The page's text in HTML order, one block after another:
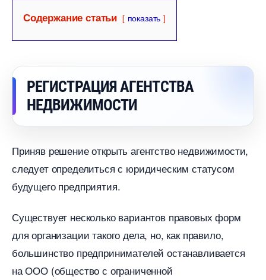
Содержание статьи показать
РЕГИСТРАЦИЯ АГЕНТСТВА
НЕДВИЖИМОСТИ
Приняв решение открыть агентство недвижимости,
следует определиться с юридическим статусом
удущего предприятия.
Существует несколько вариантов правовых форм
для организации такого дела, но, как правило,
ольшинство предпринимателей останавливается
на ООО (общество с ограниченной